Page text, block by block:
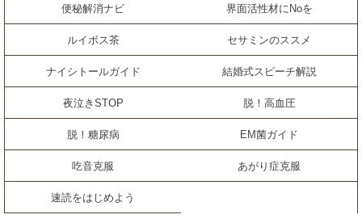
便秘解消ナビ 界面活性材にNoを
ルイボス茶 セサミンのススメ
ナイシトールガイド 結婚式スピーチ解説
夜泣きSTOP 脱！高血圧
脱！糖尿病 EM菌ガイド
吃音克服 あがり症克服
速読をはじめよう